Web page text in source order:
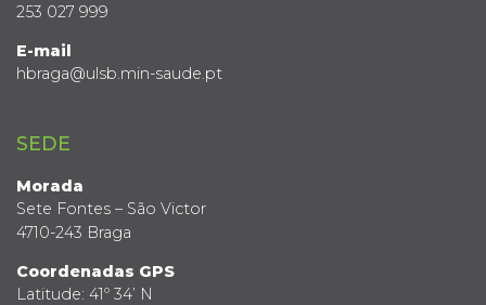
253 027 999
E-mail
hbraga@ulsb.min-saude.pt
SEDE
Morada
Sete Fontes – São Victor
4710-243 Braga
Coordenadas GPS
Latitude: 41º 34’ N